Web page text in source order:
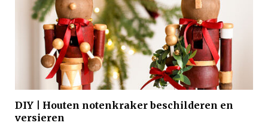
DIY | Houten notenkraker beschilderen en
versieren